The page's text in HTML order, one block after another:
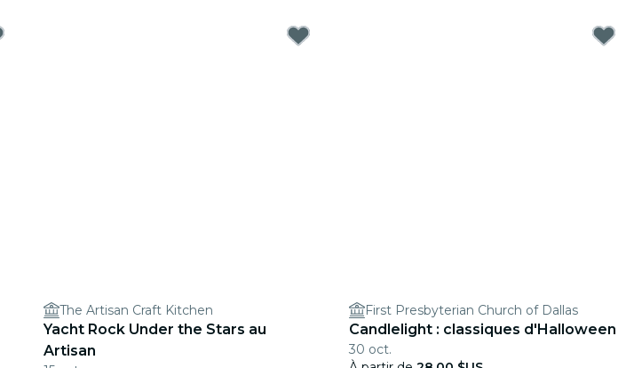
The Artisan Craft Kitchen
Yacht Rock Under the Stars au
Artisan
First Presbyterian Church of Dallas
Candlelight : classiques d'Halloween
30 oct.